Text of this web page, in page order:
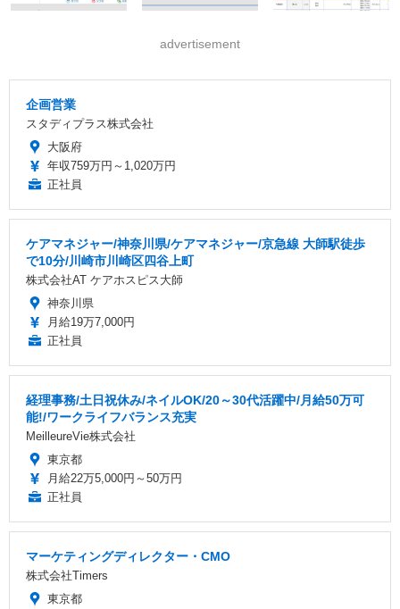
advertisement
企画営業
スタディプラス株式会社
大阪府
年収759万円～1,020万円
正社員
ケアマネジャー/神奈川県/ケアマネジャー/京急線 大師駅徒歩
で10分/川崎市川崎区四谷上町
株式会社AT ケアホスピス大師
神奈川県
月給19万7,000円
正社員
経理事務/土日祝休み/ネイルOK/20～30代活躍中/月給50万可
能!/ワークライフバランス充実
MeilleureVie株式会社
東京都
月給22万5,000円～50万円
正社員
マーケティングディレクター・CMO
株式会社Timers
東京都